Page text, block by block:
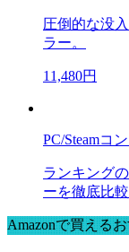
圧倒的な没
ラー。
11,480円
PC/Steamコ
ランキング
ーを徹底比
Amazonで買える